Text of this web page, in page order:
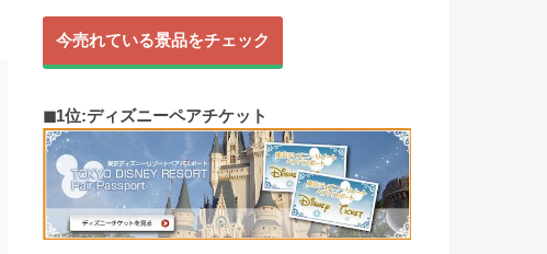
今売れている景品をチェック
◼︎1位:ディズニーペアチケット